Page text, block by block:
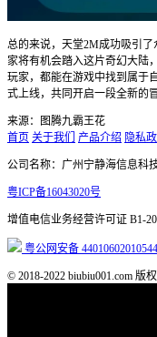
总的来说，天堂2M成功吸引
家将有机会踏入这片奇幻大陆
玩家，都能在游戏中找到属于
式上线，共同开启一段全新的
来源：图腾九霸王花
首页 关于我们 产品介绍 隐私
公司名称：广州宁静海信息科
粤ICP备16043020号
增值电信业务经营许可证 B1-
粤公网安备
© 2018-2022 biubiu001.com 版